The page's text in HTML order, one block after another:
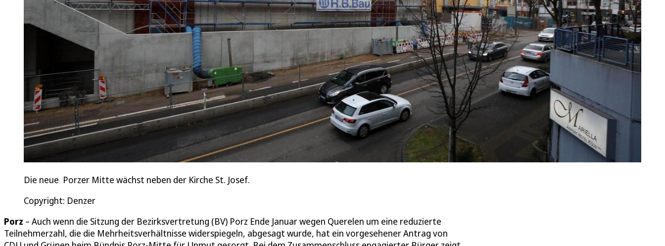
Die neue Porzer Mitte wächst neben der Kirche St. Josef.
Copyright: Denzer
Porz – Auch wenn die Sitzung der Bezirksvertretung (BV) Porz Ende Januar wegen Querelen um eine reduzierte
Teilnehmerzahl, die die Mehrheitsverhältnisse widerspiegeln, abgesagt wurde, hat ein vorgesehener Antrag von